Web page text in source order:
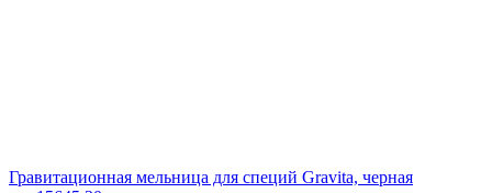
Гравитационная мельница для специй Gravita, черная